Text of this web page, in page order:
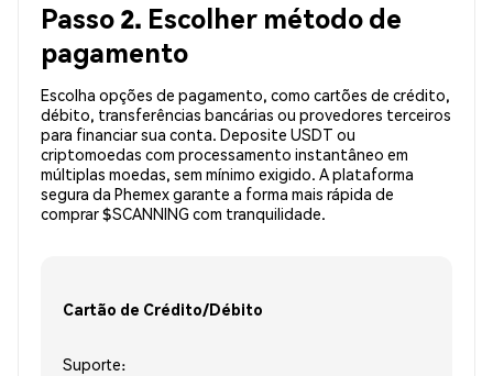
Passo 2. Escolher método de
pagamento
Escolha opções de pagamento, como cartões de crédito,
débito, transferências bancárias ou provedores terceiros
para financiar sua conta. Deposite USDT ou
criptomoedas com processamento instantâneo em
múltiplas moedas, sem mínimo exigido. A plataforma
segura da Phemex garante a forma mais rápida de
comprar $SCANNING com tranquilidade.
Cartão de Crédito/Débito
Suporte: